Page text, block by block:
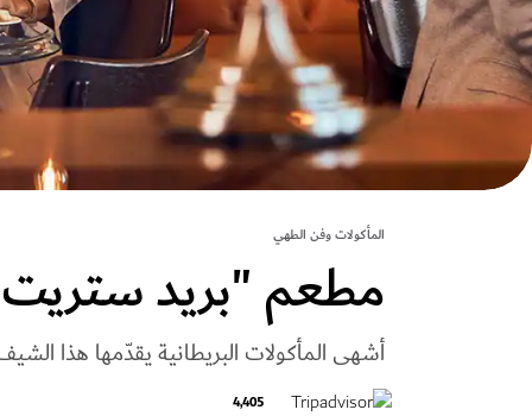
المأكولات وفن الطهي
مطعم "بريد
أشهى المأكولات البريطانية يقدّمها هذا
4,405